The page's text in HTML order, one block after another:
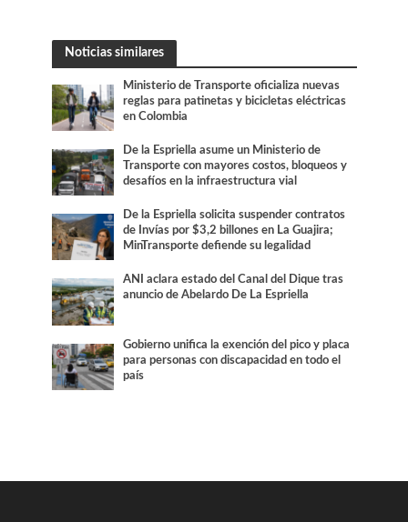
Noticias similares
Ministerio de Transporte oficializa nuevas
reglas para patinetas y bicicletas eléctricas
en Colombia
De la Espriella asume un Ministerio de
Transporte con mayores costos, bloqueos y
desafíos en la infraestructura vial
De la Espriella solicita suspender contratos
de Invías por $3,2 billones en La Guajira;
MinTransporte defiende su legalidad
ANI aclara estado del Canal del Dique tras
anuncio de Abelardo De La Espriella
Gobierno unifica la exención del pico y placa
para personas con discapacidad en todo el
país